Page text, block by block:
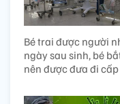
Bé trai được người
ngày sau sinh, bé
nên được đưa đi